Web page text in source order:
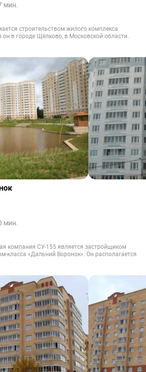
мин.
строительством жилого комплекса
он в городе Щёлково, в Московской области.
мин.
компания СУ-155 является застройщиком
класса «Дальний Воронок». Он располагается